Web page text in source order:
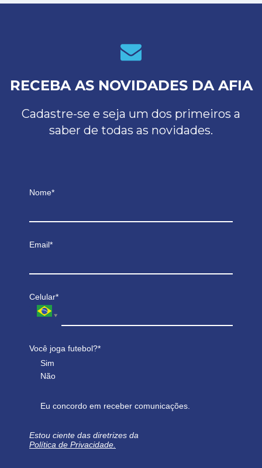
RECEBA AS NOVIDADES DA AFIA
Cadastre-se e seja um dos primeiros a
saber de todas as novidades.
Nome*
Email*
Celular*
Você joga futebol?*
Sim
Não
Eu concordo em receber comunicações.
Estou ciente das diretrizes da
Política de Privacidade.